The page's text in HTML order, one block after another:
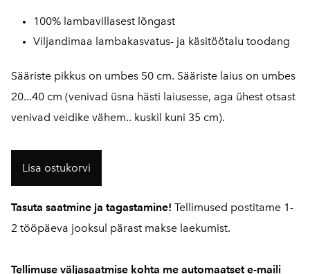
100% lambavillasest lõngast
Viljandimaa lambakasvatus- ja käsitöötalu toodang
Sääriste pikkus on umbes 50 cm. Sääriste laius on umbes
20...40 cm (venivad üsna hästi laiusesse, aga ühest otsast
venivad veidike vähem.. kuskil kuni 35 cm).
Lisa ostukorvi
Tasuta saatmine ja tagastamine! Tellimused postitame 1-
2 tööpäeva jooksul pärast makse laekumist.
Tellimuse väljasaatmise kohta me automaatset e-maili